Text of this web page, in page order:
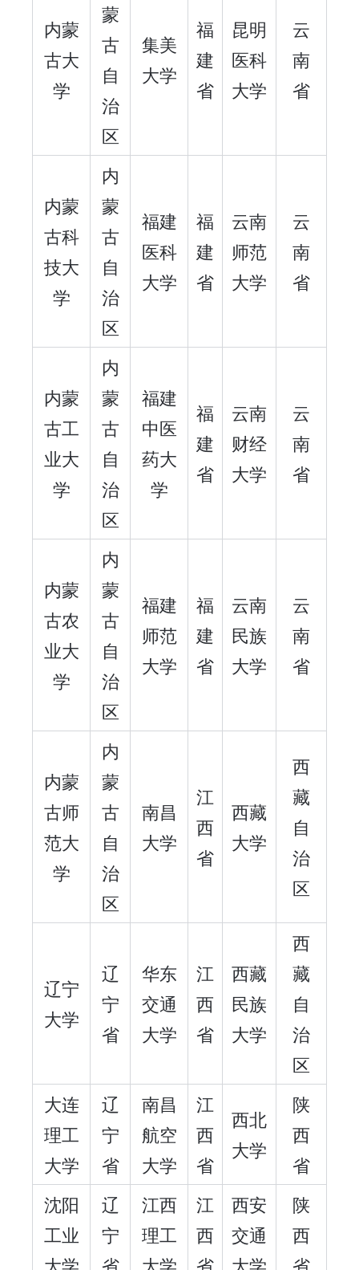
内蒙
古大
学
蒙
古
自
治
区
集美
大学
福
建
省
昆明
医科
大学
云
南
省
内蒙
古科
技大
学
内
蒙
古
自
治
区
福建
医科
大学
福
建
省
云南
师范
大学
云
南
省
内蒙
古工
业大
学
内
蒙
古
自
治
区
福建
中医
药大
学
福
建
省
云南
财经
大学
云
南
省
内蒙
古农
业大
学
内
蒙
古
自
治
区
福建
师范
大学
福
建
省
云南
民族
大学
云
南
省
内蒙
古师
范大
学
内
蒙
古
自
治
区
南昌
大学
江
西
省
西藏
大学
西
藏
自
治
区
辽宁
大学
辽
宁
省
华东
交通
大学
江
西
省
西藏
民族
大学
西
藏
自
治
区
大连
理工
大学
辽
宁
省
南昌
航空
大学
江
西
省
西北
大学
陕
西
省
沈阳
工业
辽
宁
江西
理工
江
西
西安
交通
陕
西